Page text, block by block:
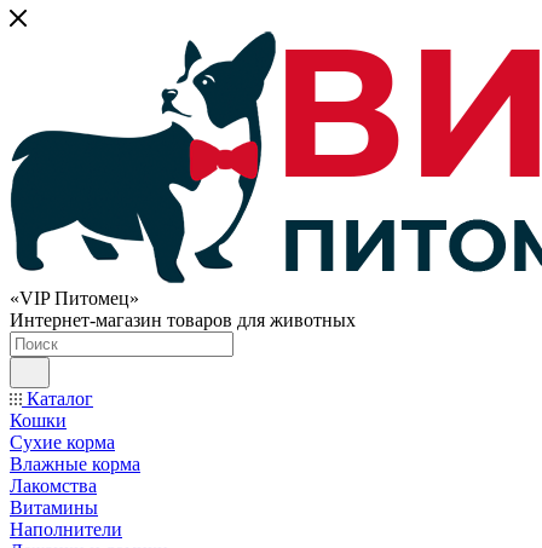
«VIP Питомец»
Интернет-магазин товаров для животных
Каталог
Кошки
Сухие корма
Влажные корма
Лакомства
Витамины
Наполнители